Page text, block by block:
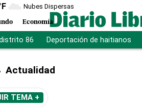
Nubes Dispersas
Economía
86 Deportación de haitianos
Actualidad
TEMA +